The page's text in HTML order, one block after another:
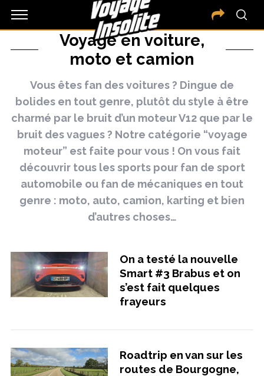
Voyage en voiture,
moto et camion
Vous êtes fan des voitures ? Dingue de
bolides en tout genre, plutôt du style à être
charmé par le bruit d’un moteur V12 que par le
bruit des vagues ? Notre catégorie “voyage
moteur” est faite pour vous ! On vous fait
découvrir tous les sports pour fan de sport
automobile ou fan de mécaniques en tout
genre : moto, auto, camion, karting et bien
d’autres choses…
On a testé la nouvelle
Smart #3 Brabus et on
s’est fait quelques
frayeurs
Roadtrip en van sur les
routes de Bourgogne,